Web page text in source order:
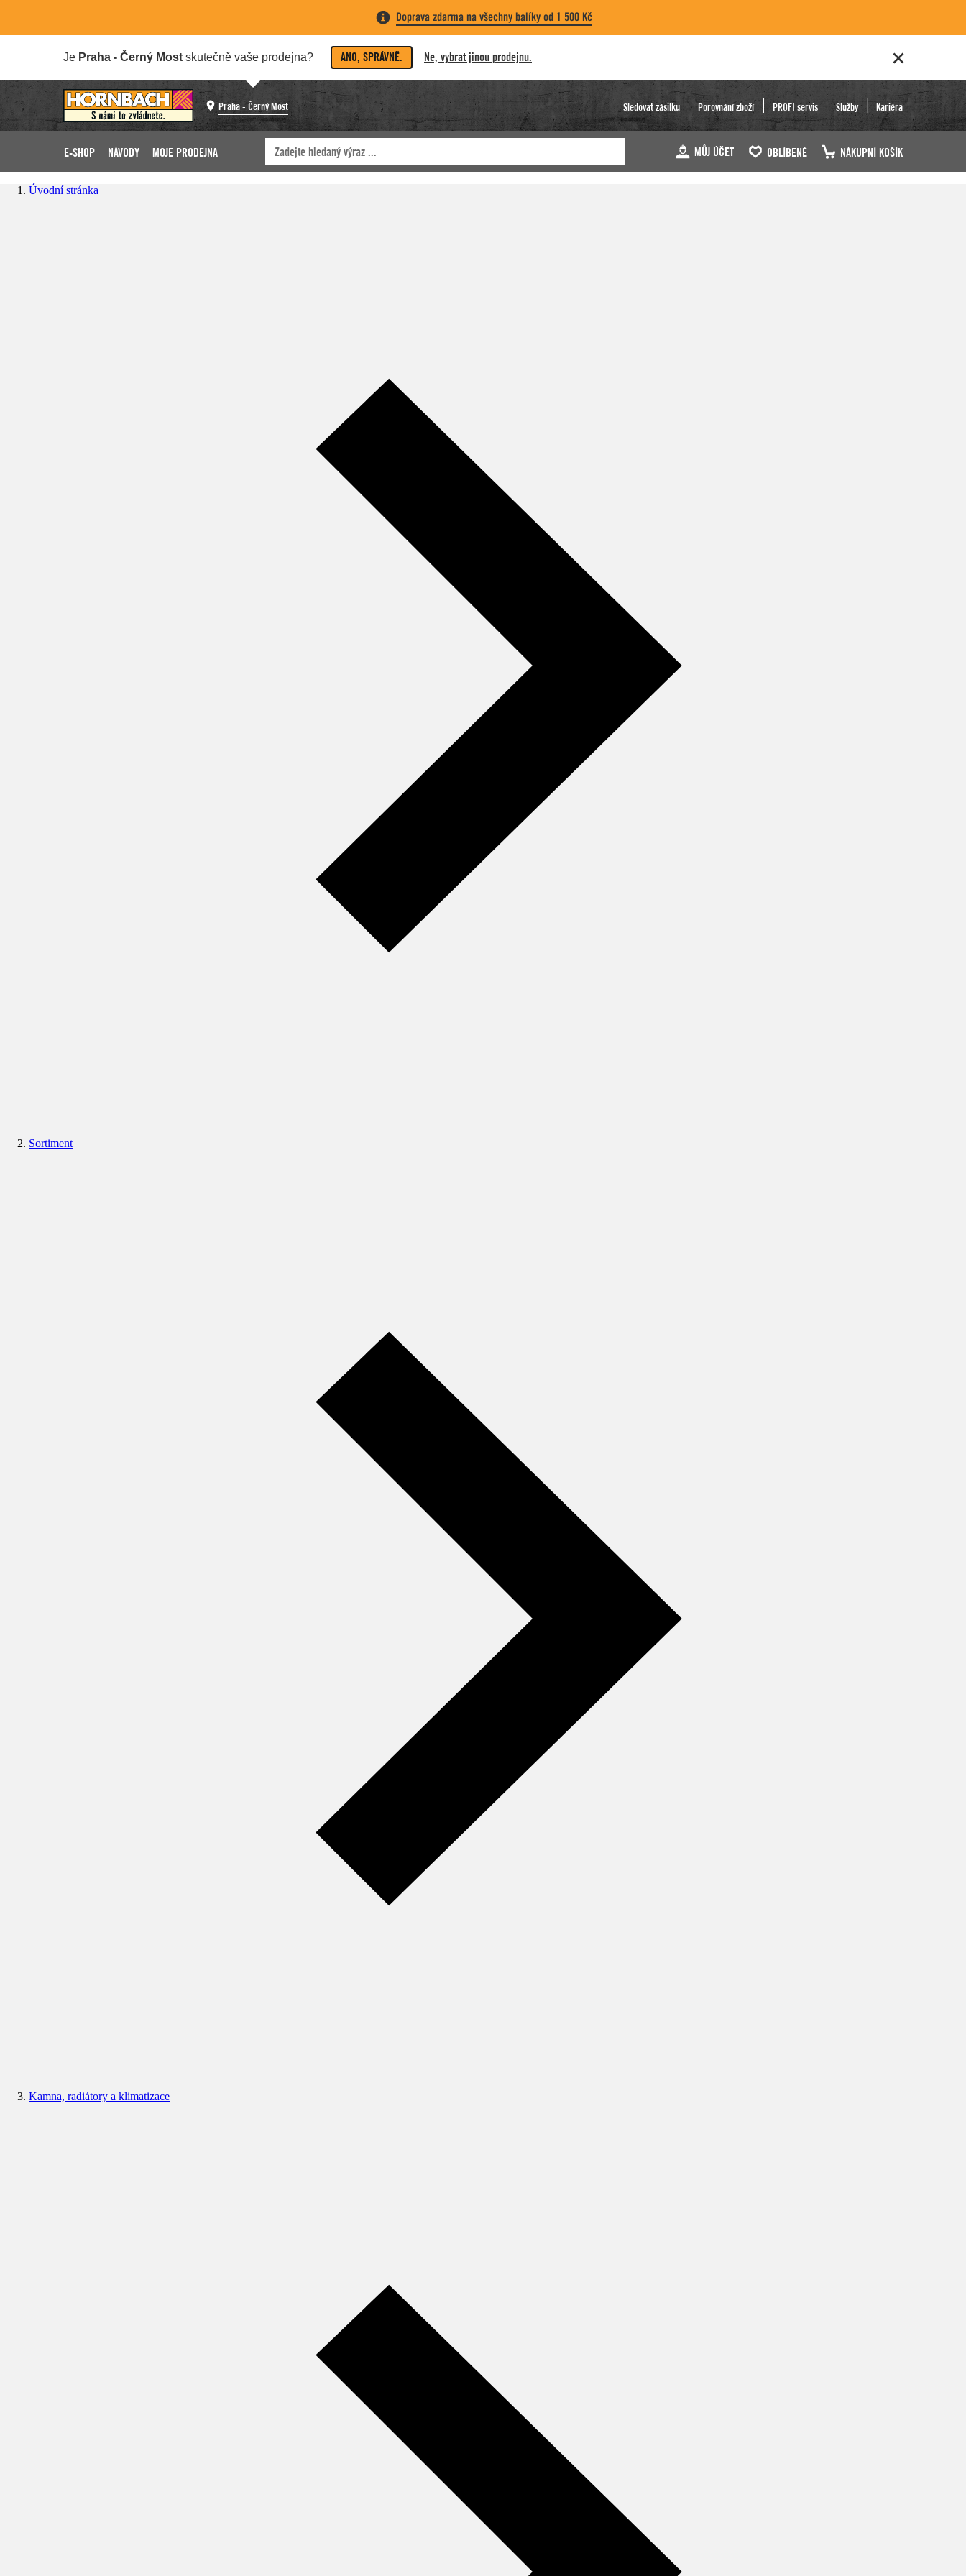
Doprava zdarma na všechny balíky od 1 500 Kč
Je Praha - Černý Most skutečně vaše prodejna? ANO, SPRÁVNĚ. Ne, vybrat jinou prodejnu.
Praha - Černý Most Sledovat zásilku Porovnání zboží PROFI servis Služby Kariéra
E-SHOP NÁVODY MOJE PRODEJNA MŮJ ÚČET OBLÍBENÉ NÁKUPNÍ KOŠÍK
Úvodní stránka
Sortiment
Kamna, radiátory a klimatizace